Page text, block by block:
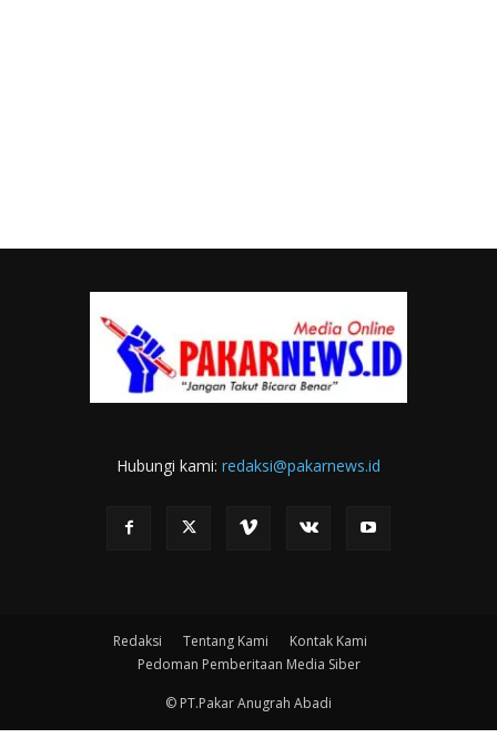
Hubungi kami: redaksi@pakarnews.id
Redaksi Tentang Kami
Kontak Kami
Pedoman Pemberitaan Media Siber
© PT.Pakar Anugrah Abadi